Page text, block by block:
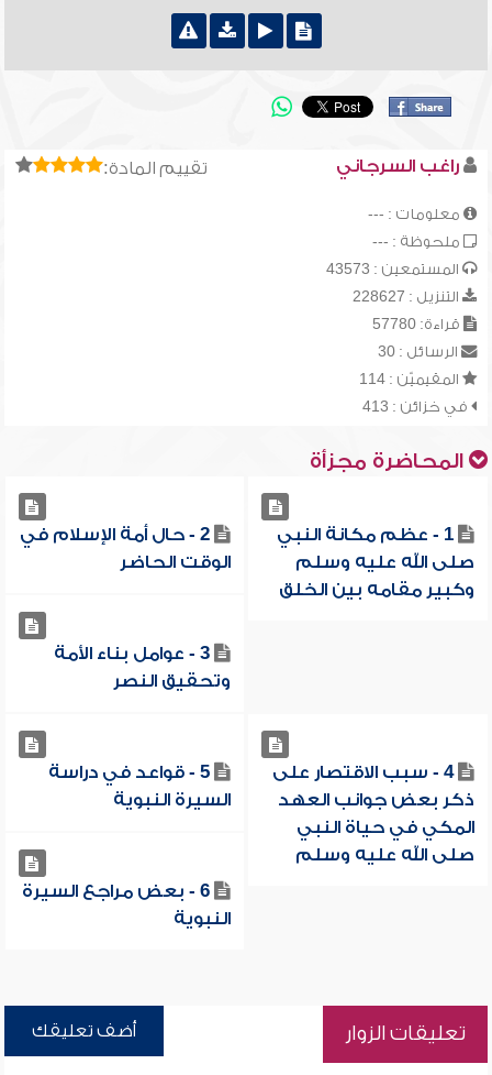
تقييم المادة: راغب السرجاني
معلومات : ---
ملحوظة : ---
المستمعين : 43573
التنزيل : 228627
قراءة: 57780
الرسائل : 30
المقيميّن : 114
في خزائن : 413
المحاضرة مجزأة
1 - عظم مكانة النبي
صلى الله عليه وسلم
وكبير مقامه بين الخلق
2 - حال أمة الإسلام في
الوقت الحاضر
3 - عوامل بناء الأمة
وتحقيق النصر
4 - سبب الاقتصار على
ذكر بعض جوانب العهد
المكي في حياة النبي
صلى الله عليه وسلم
5 - قواعد في دراسة
السيرة النبوية
6 - بعض مراجع السيرة
النبوية
تعليقات الزوار أضف تعليقك